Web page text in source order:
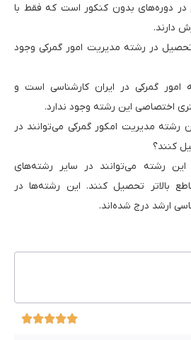
در دوره‌های بدون کنکور است که فقط با
دارند.
تحصیل در رشته مدیریت امور گمرکی وجود
امور گمرکی در ایران کارشناسی است و
اختصاصی این رشته وجود ندارد.
رشته مدیریت امکور گمرکی می‌توانند در
کنند؟
این رشته می‌توانند در سایر رشته‌های
بالاتر تحصیل کنند. این رشته‌ها در
ارشد درج شده‌اند.